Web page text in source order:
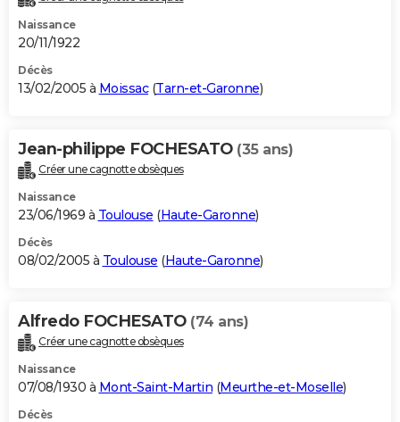
Naissance
20/11/1922
Décès
13/02/2005 à Moissac(Tarn-et-Garonne)
Jean-philippe FOCHESATO (35 ans)
Créer une cagnotte obsèques
Naissance
23/06/1969 à Toulouse (Haute-Garonne)
Décès
08/02/2005 à Toulouse (Haute-Garonne)
Alfredo FOCHESATO (74 ans)
Créer une cagnotte obsèques
Naissance
07/08/1930 à Mont-Saint-Martin (Meurthe-et-Moselle)
Décès